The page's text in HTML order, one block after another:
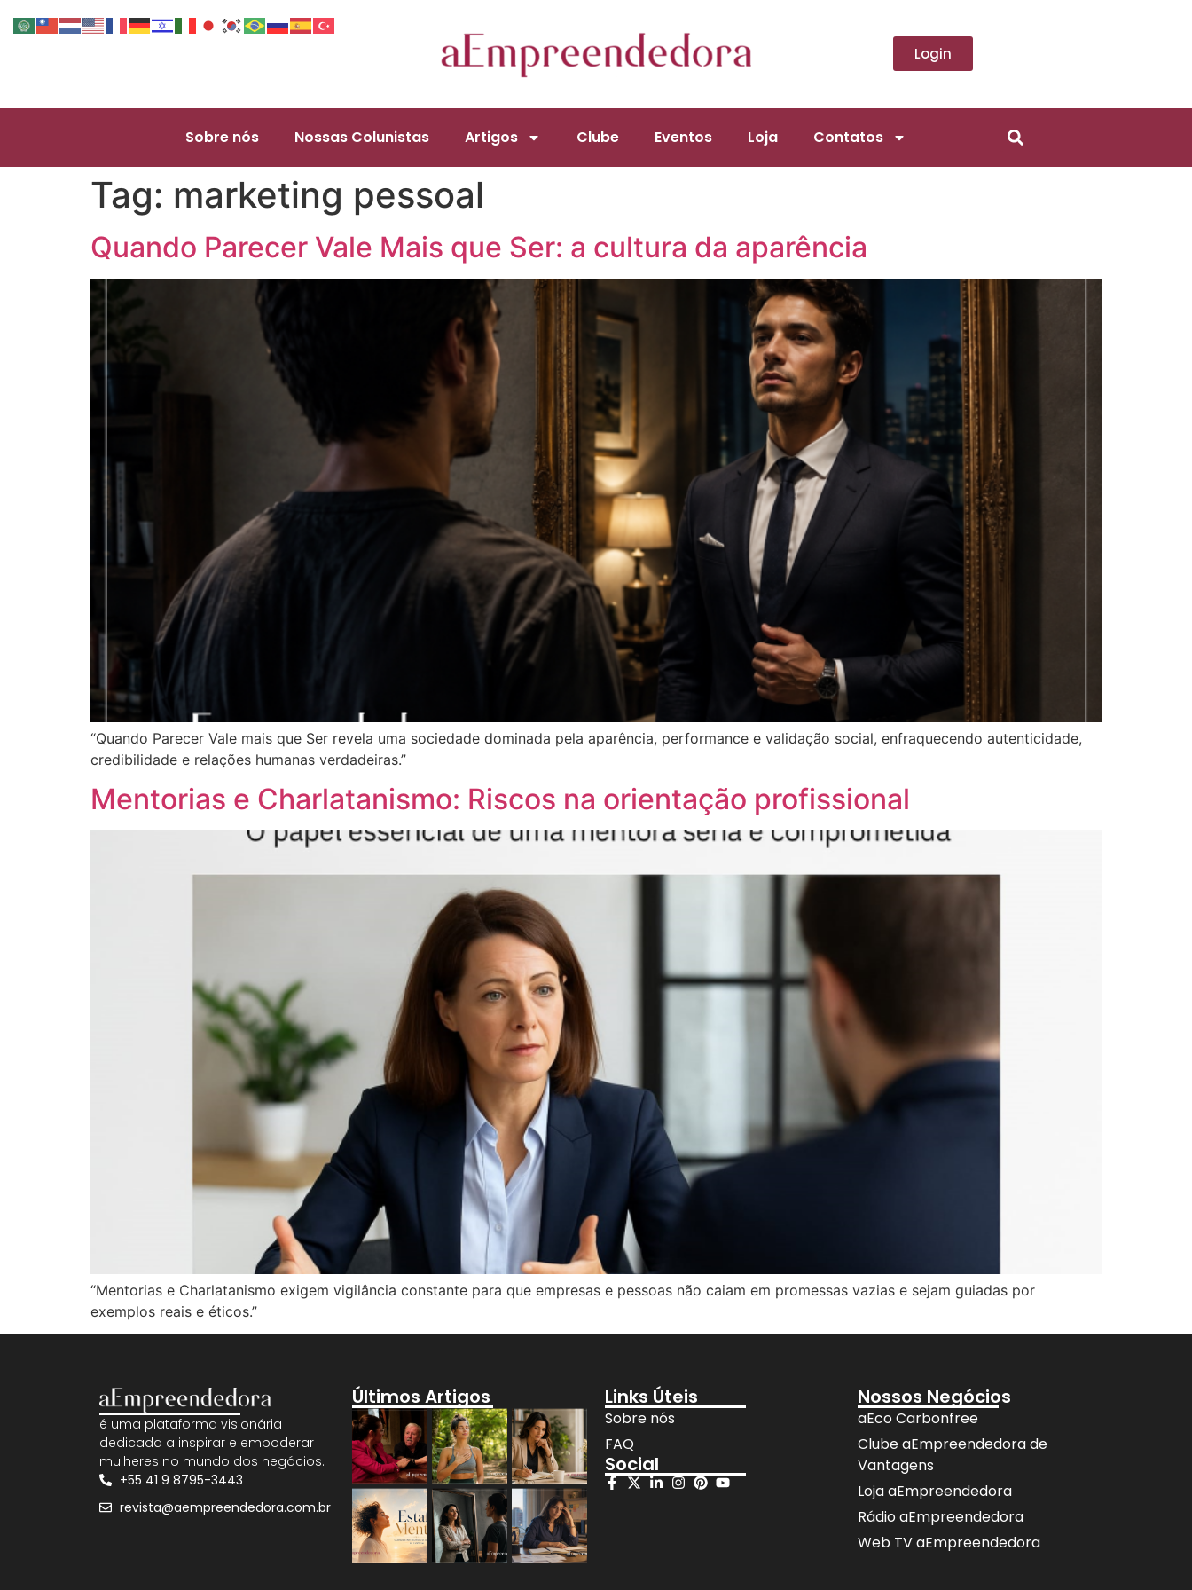
Login
Sobre nós Nossas Colunistas Artigos Clube Eventos Loja Contatos
Tag: marketing pessoal
Quando Parecer Vale Mais que Ser: a cultura da aparência
“Quando Parecer Vale mais que Ser revela uma sociedade dominada pela aparência, performance e validação social, enfraquecendo autenticidade,
credibilidade e relações humanas verdadeiras.”
Mentorias e Charlatanismo: Riscos na orientação profissional
“Mentorias e Charlatanismo exigem vigilância constante para que empresas e pessoas não caiam em promessas vazias e sejam guiadas por
exemplos reais e éticos.”
é uma plataforma visionária
dedicada a inspirar e empoderar
mulheres no mundo dos negócios.
+55 41 9 8795-3443
revista@aempreendedora.com.br
Últimos Artigos Links Úteis
Sobre nós
FAQ
Social
Nossos Negócios
aEco Carbonfree
Clube aEmpreendedora de
Vantagens
Loja aEmpreendedora
Rádio aEmpreendedora
Web TV aEmpreendedora